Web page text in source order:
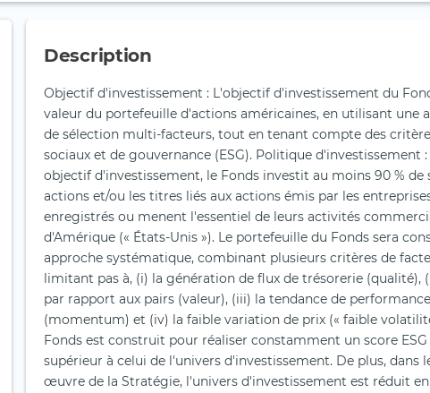
Description
Objectif d'investissement : L'objectif d'investissement du
valeur du portefeuille d'actions américaines, en utilisant une
de sélection multi-facteurs, tout en tenant compte des
sociaux et de gouvernance (ESG). Politique d'investissement
objectif d'investissement, le Fonds investit au moins 90 % de
actions et/ou les titres liés aux actions émis par les
enregistrés ou menent l'essentiel de leurs activités
d'Amérique (« États-Unis »). Le portefeuille du Fonds sera
approche systématique, combinant plusieurs critères de
limitant pas à, (i) la génération de flux de trésorerie (qualité),
par rapport aux pairs (valeur), (iii) la tendance de
(momentum) et (iv) la faible variation de prix (« faible
Fonds est construit pour réaliser constamment un score
supérieur à celui de l'univers d'investissement. De plus, dans
œuvre de la Stratégie, l'univers d'investissement est réduit